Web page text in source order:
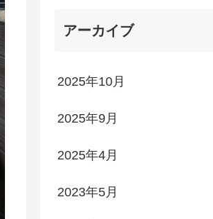
アーカイブ
2025年10月
2025年9月
2025年4月
2023年5月